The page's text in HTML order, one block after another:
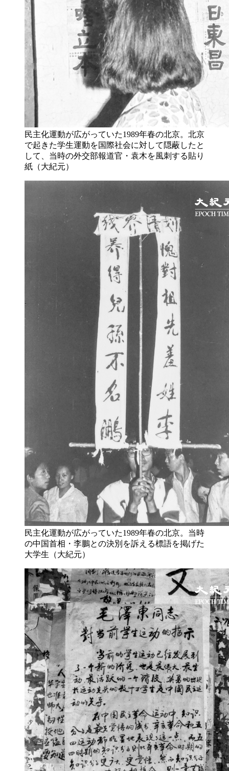
民主化運動が広がっていた1989年春の北京。北京
で起きた学生運動を国際社会に対して隠蔽したと
して、当時の外交部報道官・袁木を風刺する貼り
紙（大紀元）
民主化運動が広がっていた1989年春の北京。当時
の中国首相・李鵬との決別を訴える標語を掲げた
大学生（大紀元）